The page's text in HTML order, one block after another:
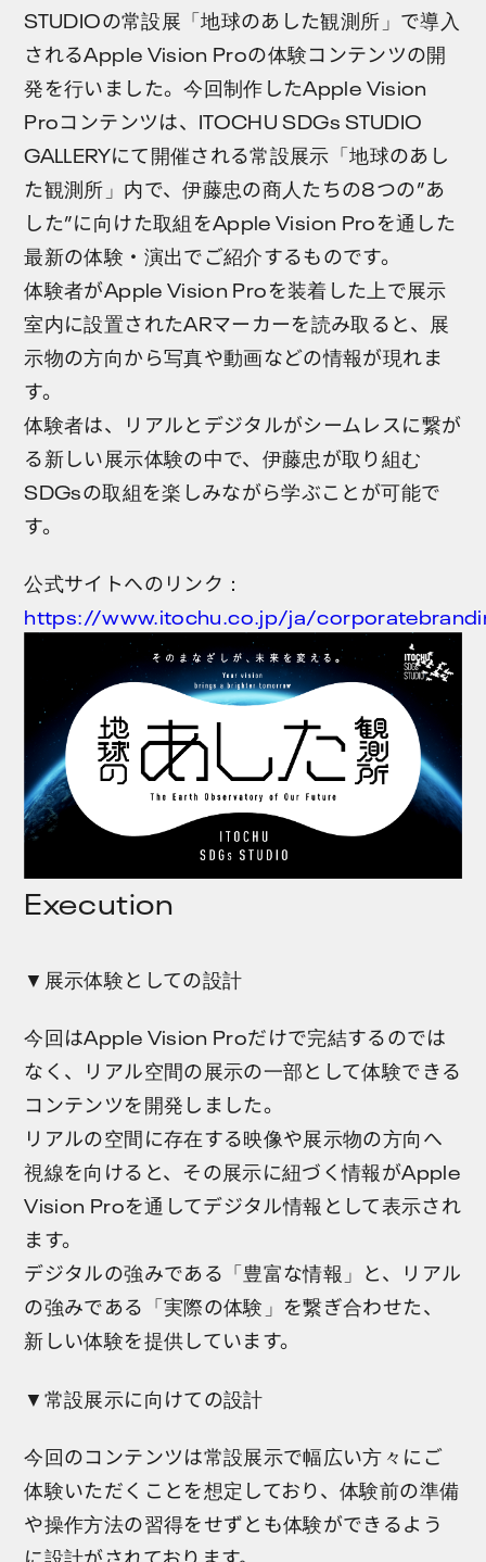
STUDIOの常設展「地球のあした観測所」で導入
されるApple Vision Proの体験コンテンツの開
発を行いました。今回制作したApple Vision
Proコンテンツは、ITOCHU SDGs STUDIO
GALLERYにて開催される常設展示「地球のあし
た観測所」内で、伊藤忠の商人たちの8つの”あ
した”に向けた取組をApple Vision Proを通した
最新の体験・演出でご紹介するものです。
体験者がApple Vision Proを装着した上で展示
室内に設置されたARマーカーを読み取ると、展
示物の方向から写真や動画などの情報が現れま
す。
体験者は、リアルとデジタルがシームレスに繋が
る新しい展示体験の中で、伊藤忠が取り組む
SDGsの取組を楽しみながら学ぶことが可能で
す。
公式サイトへのリンク：
https://www.itochu.co.jp/ja/
Execution
▼展示体験としての設計
今回はApple Vision Proだけで完結するのでは
なく、リアル空間の展示の一部として体験できる
コンテンツを開発しました。
リアルの空間に存在する映像や展示物の方向へ
視線を向けると、その展示に紐づく情報がApple
Vision Proを通してデジタル情報として表示され
ます。
デジタルの強みである「豊富な情報」と、リアル
の強みである「実際の体験」を繋ぎ合わせた、
新しい体験を提供しています。
▼常設展示に向けての設計
今回のコンテンツは常設展示で幅広い方々にご
体験いただくことを想定しており、体験前の準備
や操作方法の習得をせずとも体験ができるよう
に設計がされております。